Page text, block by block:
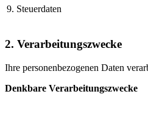
9. Steuerdaten
2. Verarbeitungszwecke
Ihre personenbezogenen Daten
Denkbare Verarbeitungszwecke